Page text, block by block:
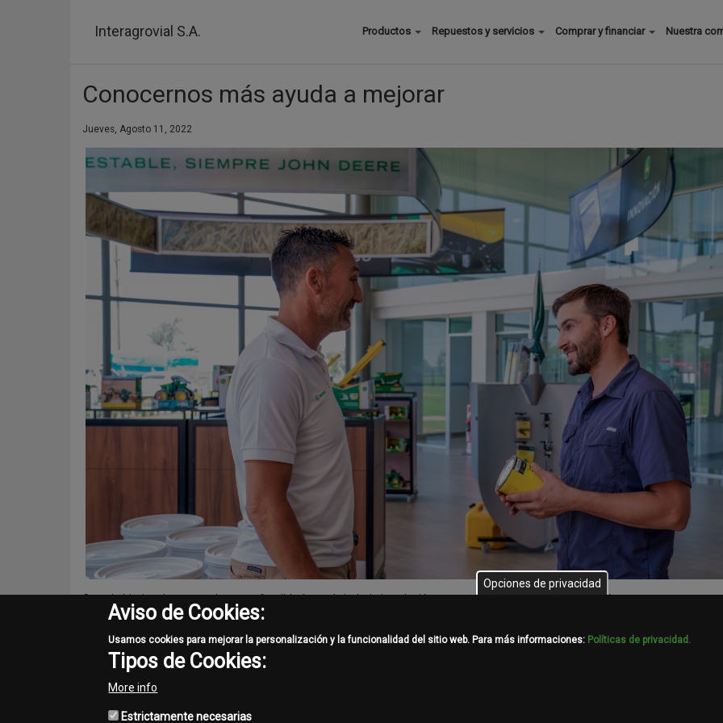
Interagrovial S.A. Buscar
Productos Repuestos y servicios Comprar y financiar Nuestra
Conocernos más ayuda a mejorar
Jueves, Agosto 11, 2022
Con el objetivo de conocerlo en profundidad para brindarle la solución que mejor se ajusta a su producción,
integrantes del equipo de Asesores de INTERAGROVIAL le estarán contactando para hacerle
Nuestro único fin es conocernos más, para ayudarnos a mejorar.
Los datos relevados serán únicamente utilizados con fines internos.
Desde ya agradecemos su colaboración proporcionando la información que se requiera.
Opciones de privacidad
Aviso de Cookies:
Usamos cookies para mejorar la personalización y la funcionalidad del sitio web. Para más informaciones: Políticas de privacidad.
Tipos de Cookies:
More info
Estrictamente necesarias